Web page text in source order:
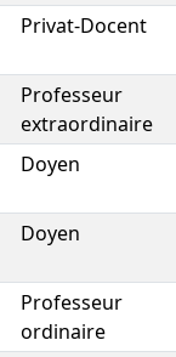
Privat-Docent
Professeur
extraordinaire
Doyen
Doyen
Professeur
ordinaire